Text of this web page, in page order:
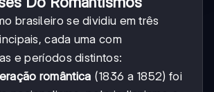
brasileiro se dividiu em três
cada uma com
e períodos distintos:
romântica (1836 a 1852) foi